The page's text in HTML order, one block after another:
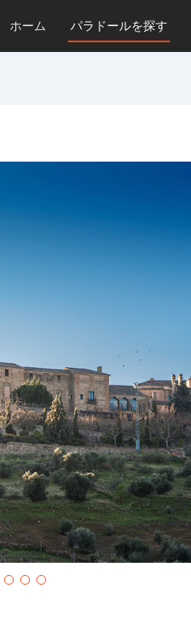
ホーム パラドールを探す